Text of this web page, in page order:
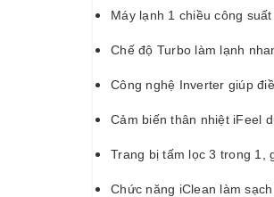
Máy lạnh 1 chiều công
Chế độ Turbo làm lạnh
Công nghệ Inverter giúp
Cảm biến thân nhiệt iFeel
Trang bị tấm lọc 3 trong 1,
Chức năng iClean làm